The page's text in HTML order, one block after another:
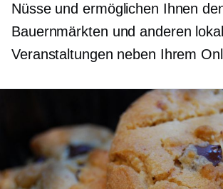
Nüsse und ermöglichen Ihnen
Bauernmärkten und anderen
Veranstaltungen neben Ihrem